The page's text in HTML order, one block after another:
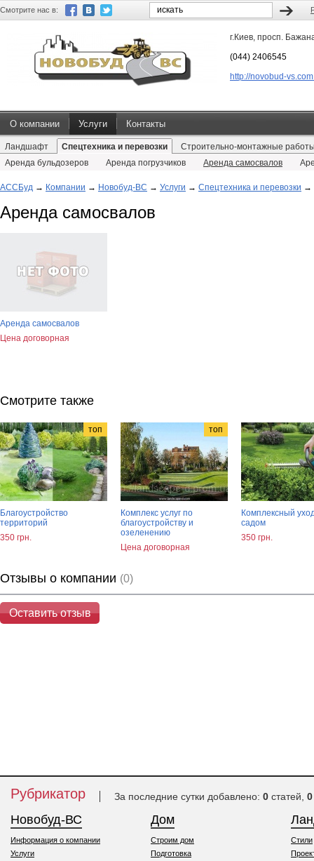
Смотрите нас в:
г.Киев, просп.
(044) 2406545
http://novobud-
О компании Услуги Контакты
Ландшафт Спецтехника и перевозки
Строительно-монтажные
Аренда бульдозеров
Аренда погрузчиков Аренда самосвалов
АССБуд → Компании → Новобуд-ВС → Услуги → Спецтехника и перевозки →
Аренда самосвалов
Аренда самосвалов
Цена договорная
Смотрите также
топ
Благоустройство
территорий
350 грн.
топ
Комплекс услуг по
благоустройству и
озеленению
Цена договорная
Комплексный
садом
350 грн.
Отзывы о компании (0)
Оставить отзыв
Рубрикатор За последние сутки добавлено: 0 статей, 0
Новобуд-ВС
Информация о компании
Услуги
Дом
Строим дом
Подготовка
Стили